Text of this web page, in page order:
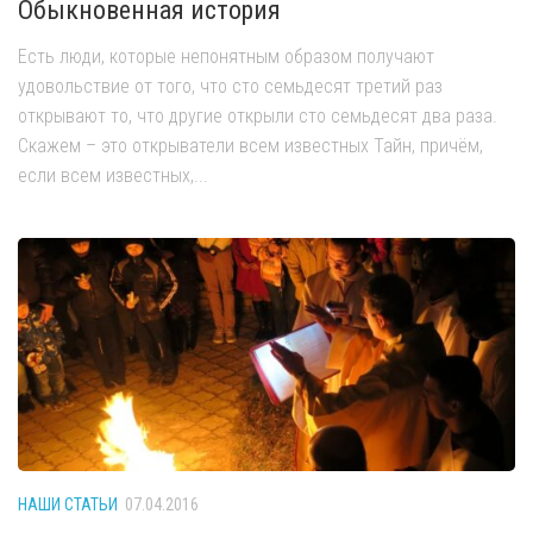
Обыкновенная история
Есть люди, которые непонятным образом получают
удовольствие от того, что сто семьдесят третий раз
открывают то, что другие открыли сто семьдесят два раза.
Скажем – это открыватели всем известных Тайн, причём,
если всем известных,...
НАШИ СТАТЬИ 07.04.2016